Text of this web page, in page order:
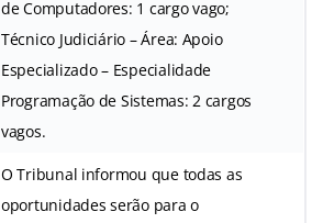
de Computadores: 1 cargo vago;
Técnico Judiciário – Área: Apoio
Especializado – Especialidade
Programação de Sistemas: 2 cargos
vagos.
O Tribunal informou que todas as
oportunidades serão para o